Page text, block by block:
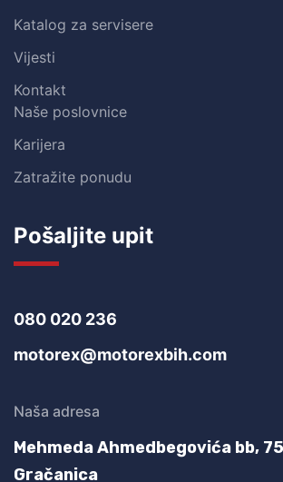
Katalog za servisere
Vijesti
Kontakt
Naše poslovnice
Karijera
Zatražite ponudu
Pošaljite upit
080 020 236
motorex@motorexbih.com
Naša adresa
Mehmeda Ahmedbegovića bb,
Gračanica